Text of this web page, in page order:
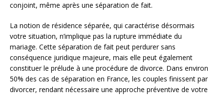
conjoint, même après une séparation de fait.
La notion de résidence séparée, qui caractérise désormais
votre situation, n’implique pas la rupture immédiate du
mariage. Cette séparation de fait peut perdurer sans
conséquence juridique majeure, mais elle peut également
constituer le prélude à une procédure de divorce. Dans environ
50% des cas de séparation en France, les couples finissent par
divorcer, rendant nécessaire une approche préventive de votre